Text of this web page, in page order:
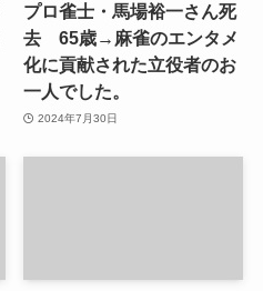
プロ雀士・馬場裕一さん死
去 65歳→麻雀のエンタメ
化に貢献された立役者のお
一人でした。
2024年7月30日